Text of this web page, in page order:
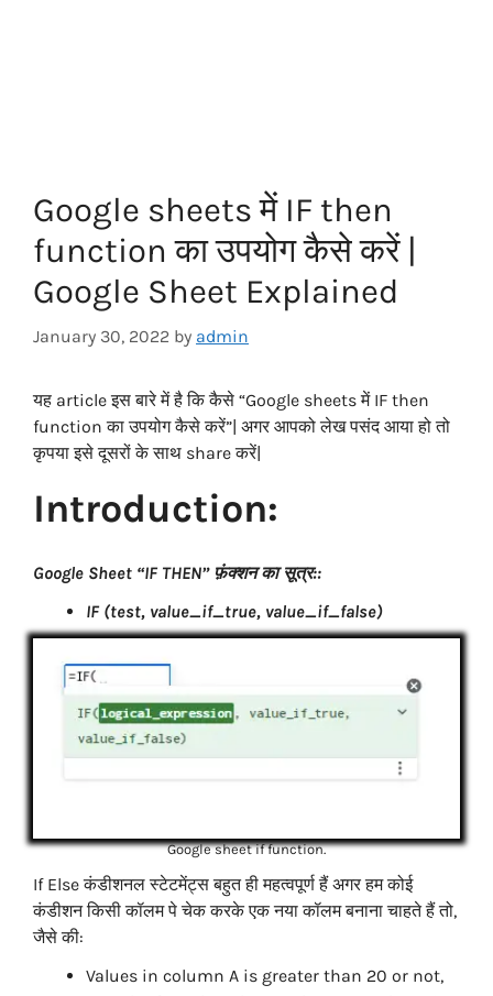
Google sheets में IF then
function का उपयोग कैसे करें |
Google Sheet Explained
January 30, 2022 by admin
यह article इस बारे में है कि कैसे “Google sheets में IF then
function का उपयोग कैसे करें”| अगर आपको लेख पसंद आया हो तो
कृपया इसे दूसरों के साथ share करें|
Introduction:
Google Sheet “IF THEN” फ़ंक्शन कासूत्र::
IF (test, value_if_true, value_if_false)
Google sheet if function.
If Else कंडीशनल स्टेटमेंट्स बहुत ही महत्वपूर्ण हैं अगर हम कोई
कंडीशन किसी कॉलम पे चेक करके एक नया कॉलम बनाना चाहते हैं तो,
जैसे की:
Values in column A is greater than 20 or not,